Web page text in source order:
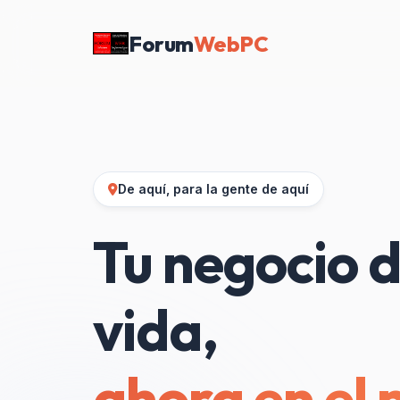
ForumWebPC
De aquí, para la gente de aquí
Tu negocio
vida,